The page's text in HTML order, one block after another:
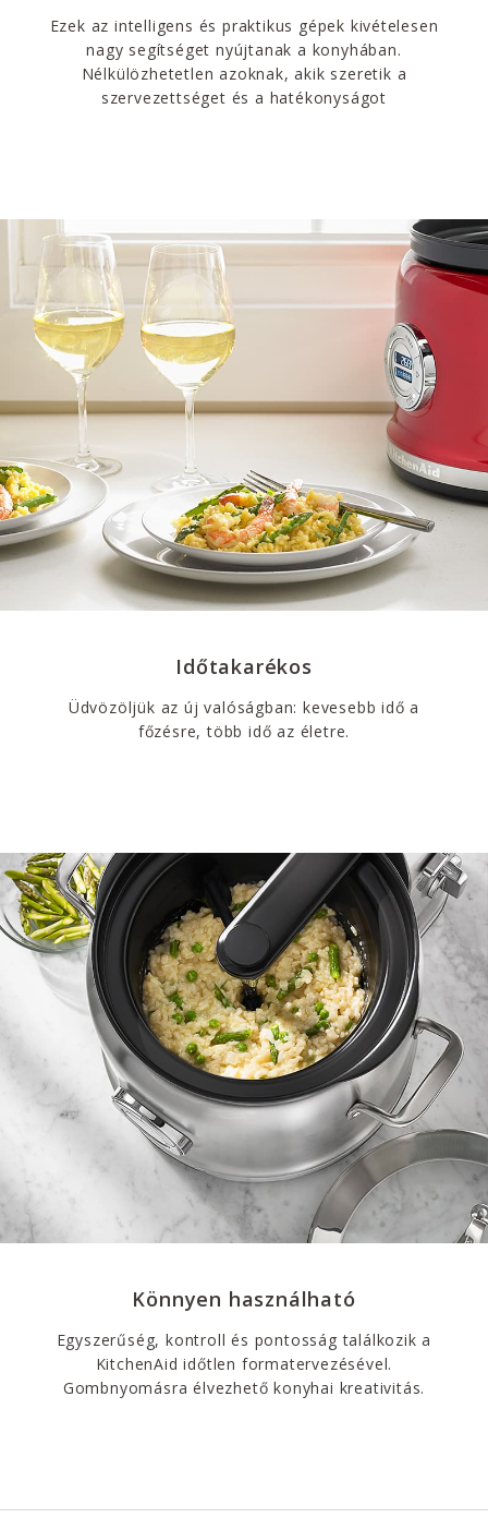
Ezek az intelligens és praktikus gépek kivételesen
nagy segítséget nyújtanak a konyhában.
Nélkülözhetetlen azoknak, akik szeretik a
szervezettséget és a hatékonyságot
Időtakarékos
Üdvözöljük az új valóságban: kevesebb idő a
főzésre, több idő az életre.
Könnyen használható
Egyszerűség, kontroll és pontosság találkozik a
KitchenAid időtlen formatervezésével.
Gombnyomásra élvezhető konyhai kreativitás.